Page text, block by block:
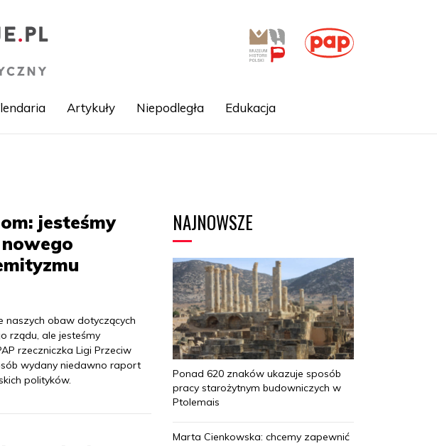
Artykuły Niepodległa Edukacja
jesteśmy
obaw dotyczących
rządu, ale jesteśmy
rzeczniczka Ligi Przeciw
wydany niedawno raport
polityków.
NAJNOWSZE
Ponad 620 znaków ukazuje sposób
pracy starożytnym budowniczych w
Ptolemais
Marta Cienkowska: chcemy zapewnić